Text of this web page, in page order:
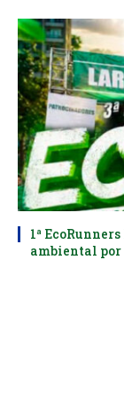
1ª
ambiental por